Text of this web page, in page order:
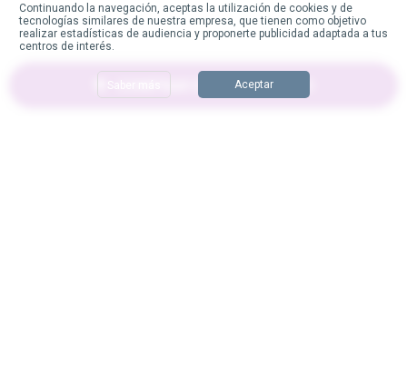
Continuando la navegación, aceptas la utilización de cookies y de
tecnologías similares de nuestra empresa, que tienen como objetivo
realizar estadísticas de audiencia y proponerte publicidad adaptada a tus
centros de interés.
Saber más Aceptar
COMPRAR ESTE PRODUCTO